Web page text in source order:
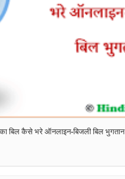
बिल कैसे भरे ऑनलाइन-बिजली बिल भुगतान